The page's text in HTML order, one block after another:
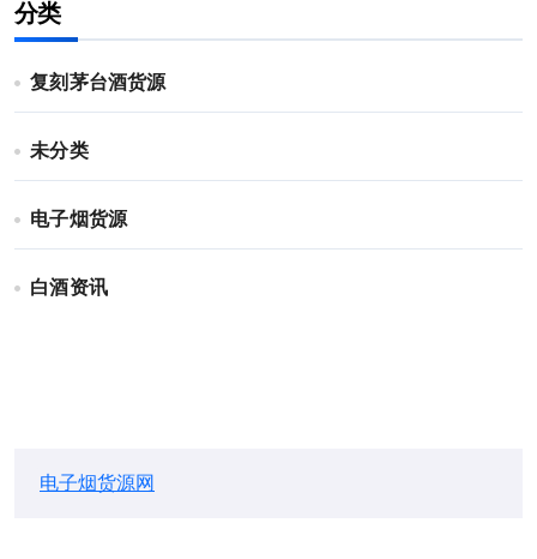
分类
复刻茅台酒货源
未分类
电子烟货源
白酒资讯
电子烟货源网